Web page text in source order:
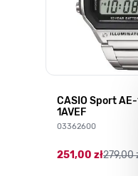
CASIO Sport AE-
1AVEF
03362600
251,00 zł279,00